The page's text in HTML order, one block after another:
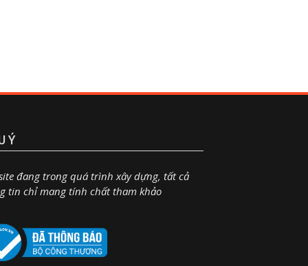
Ý
đang trong quá trình xây dựng, tất cả
tin chỉ mang tính chất tham khảo